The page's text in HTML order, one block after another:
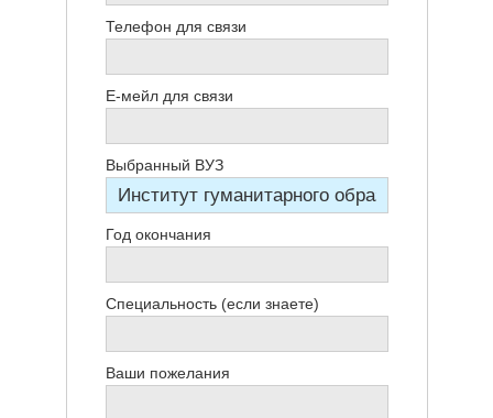
Телефон для связи
Е-мейл для связи
Выбранный ВУЗ
Год окончания
Специальность (если знаете)
Ваши пожелания